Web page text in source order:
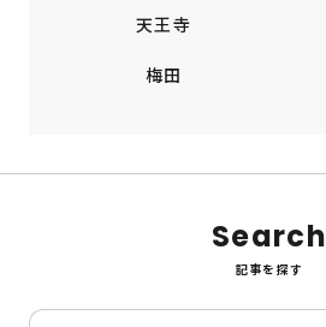
天王寺
梅田
Search
記事を探す